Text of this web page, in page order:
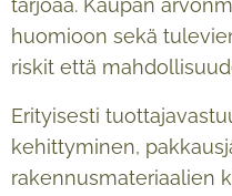
tarjoaa. Kaupan
huomioon sekä
riskit että
Erityisesti
kehittyminen,
rakennusmateriaalien